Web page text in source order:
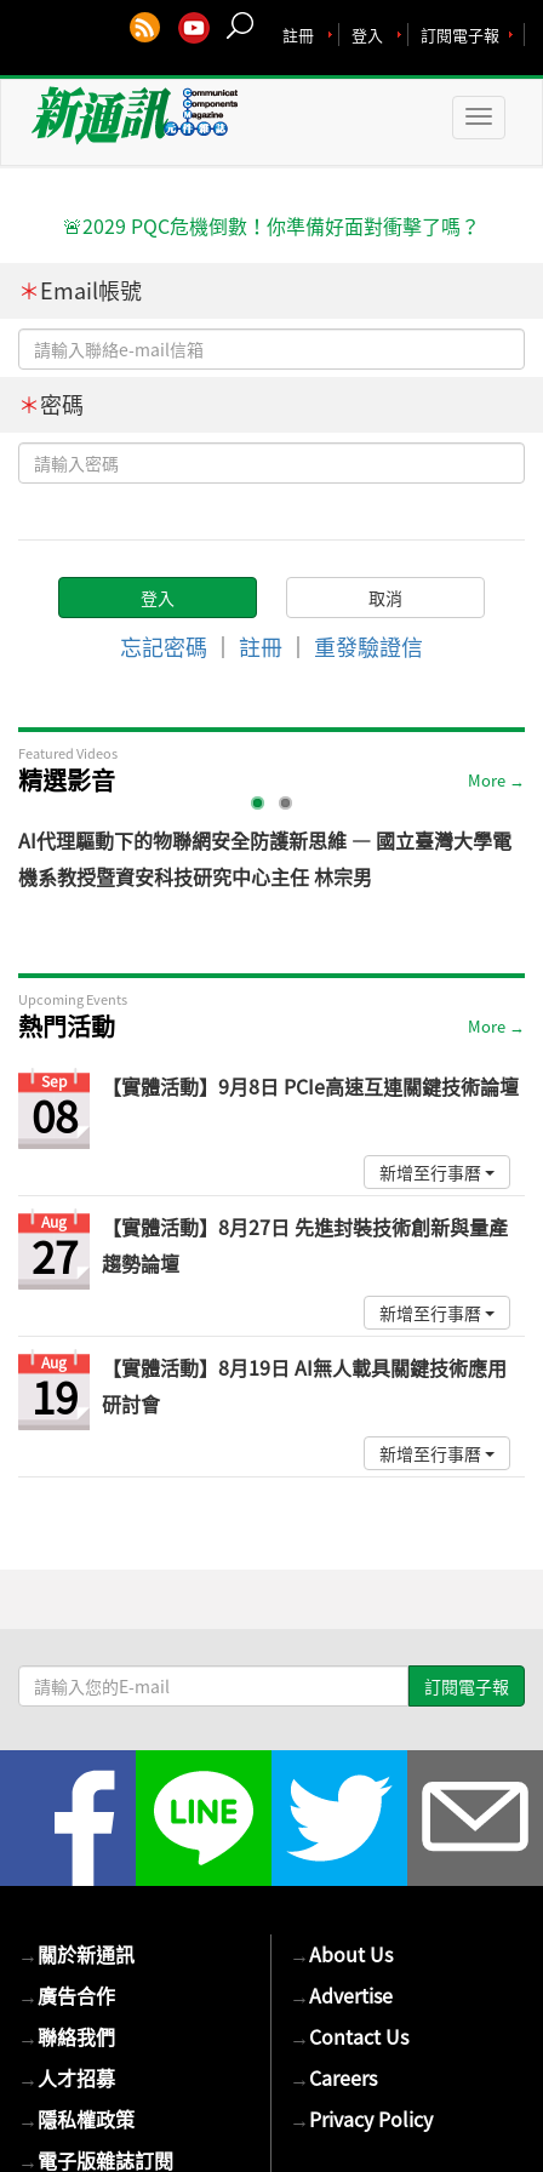
訂閱電子報
登入
註冊
Toggle
🚨2029 PQC危機倒數！你準備好面對衝擊了嗎？
＊Email帳號
＊密碼
忘記密碼 ｜ 註冊 ｜ 重發驗證信
Featured Videos
精選影音 More →
AI代理驅動下的物聯網安全防護新思維 — 國立臺灣大學電
機系教授暨資安科技研究中心主任 林宗男
Upcoming Events
熱門活動 More →
Sep
08 【實體活動】9月8日 PCIe高速互連關鍵技術論壇
新增至行事曆
Aug
27
【實體活動】8月27日 先進封裝技術創新與量產
趨勢論壇
新增至行事曆
Aug
19
【實體活動】8月19日 AI無人載具關鍵技術應用
研討會
新增至行事曆
請
輸
→關於新通訊
→廣告合作
→聯絡我們
→人才招募
→隱私權政策
→電子版雜誌訂閱
→About Us
→Advertise
→Contact Us
→Careers
→Privacy Policy